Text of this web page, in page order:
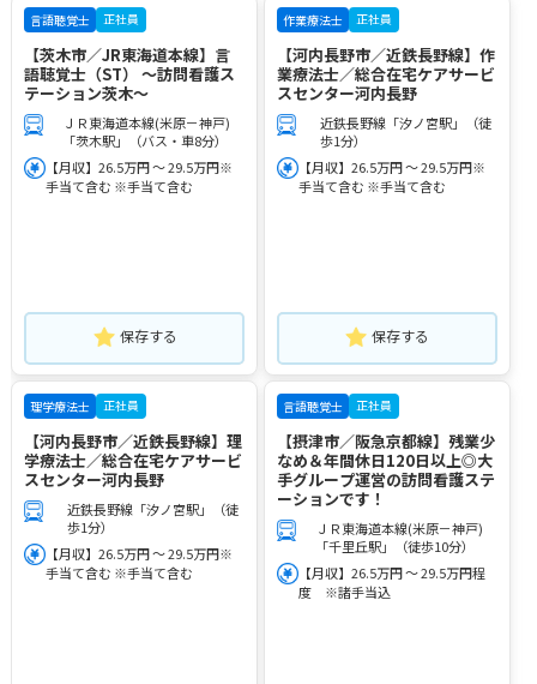
言語聴覚士 正社員
【茨木市／JR東海道本線】言
語聴覚士（ST） ～訪問看護ス
テーション茨木～
ＪＲ東海道本線(米原－神戸)
「茨木駅」（バス・車8分）
【月収】26.5万円 ～ 29.5万円※
手当て含む ※手当て含む
保存する
作業療法士 正社員
【河内長野市／近鉄長野線】作
業療法士／総合在宅ケアサービ
スセンター河内長野
近鉄長野線「汐ノ宮駅」（徒
歩1分）
【月収】26.5万円 ～ 29.5万円※
手当て含む ※手当て含む
保存する
理学療法士 正社員
【河内長野市／近鉄長野線】理
学療法士／総合在宅ケアサービ
スセンター河内長野
近鉄長野線「汐ノ宮駅」（徒
歩1分）
【月収】26.5万円 ～ 29.5万円※
手当て含む ※手当て含む
言語聴覚士 正社員
【摂津市／阪急京都線】残業少
なめ＆年間休日120日以上◎大
手グループ運営の訪問看護ステ
ーションです！
ＪＲ東海道本線(米原－神戸)
「千里丘駅」（徒歩10分）
【月収】26.5万円 ～ 29.5万円程
度 ※諸手当込